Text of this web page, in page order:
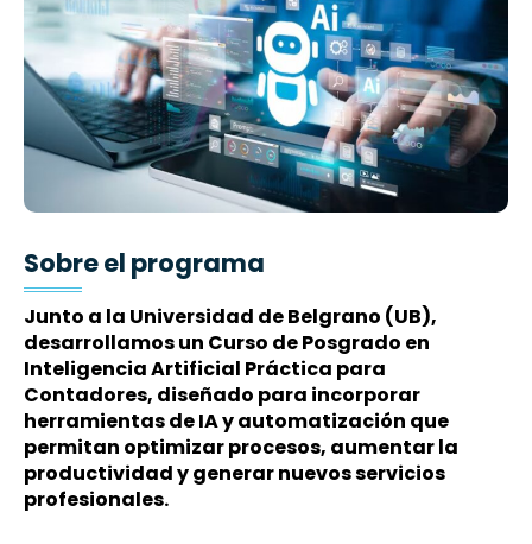
Sobre el programa
Junto a la Universidad de Belgrano (UB),
desarrollamos un Curso de Posgrado en
Inteligencia Artificial Práctica para
Contadores, diseñado para incorporar
herramientas de IA y automatización que
permitan optimizar procesos, aumentar la
productividad y generar nuevos servicios
profesionales.